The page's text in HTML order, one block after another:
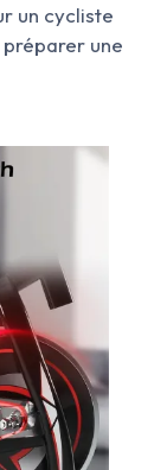
un cycliste
une